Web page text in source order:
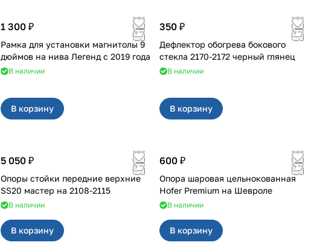
1 300 ₽
Рамка для установки магнитолы 9
дюймов на нива Легенд с 2019 года
В наличии
В корзину
350 ₽
Дефлектор обогрева бокового
стекла 2170-2172 черный глянец
В наличии
В корзину
5 050 ₽
Опоры стойки передние верхние
SS20 мастер на 2108-2115
В наличии
В корзину
600 ₽
Опора шаровая цельнокованная
Hofer Premium на Шевроле
В наличии
В корзину